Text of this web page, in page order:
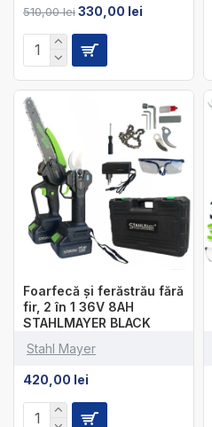
510,00 lei330,00 lei
Stahl Mayer
Foarfecă și ferăstrău fără
fir, 2 în 1 36V 8AH
STAHLMAYER BLACK
420,00 lei